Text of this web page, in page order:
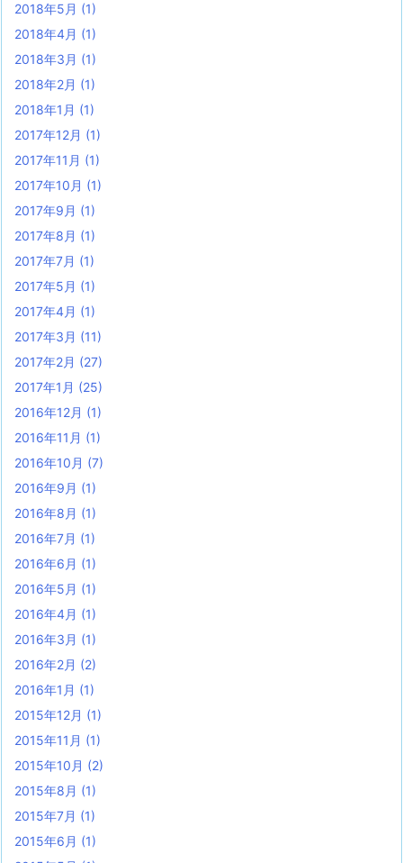
2018年5月 (1)
2018年4月 (1)
2018年3月 (1)
2018年2月 (1)
2018年1月 (1)
2017年12月 (1)
2017年11月 (1)
2017年10月 (1)
2017年9月 (1)
2017年8月 (1)
2017年7月 (1)
2017年5月 (1)
2017年4月 (1)
2017年3月 (11)
2017年2月 (27)
2017年1月 (25)
2016年12月 (1)
2016年11月 (1)
2016年10月 (7)
2016年9月 (1)
2016年8月 (1)
2016年7月 (1)
2016年6月 (1)
2016年5月 (1)
2016年4月 (1)
2016年3月 (1)
2016年2月 (2)
2016年1月 (1)
2015年12月 (1)
2015年11月 (1)
2015年10月 (2)
2015年8月 (1)
2015年7月 (1)
2015年6月 (1)